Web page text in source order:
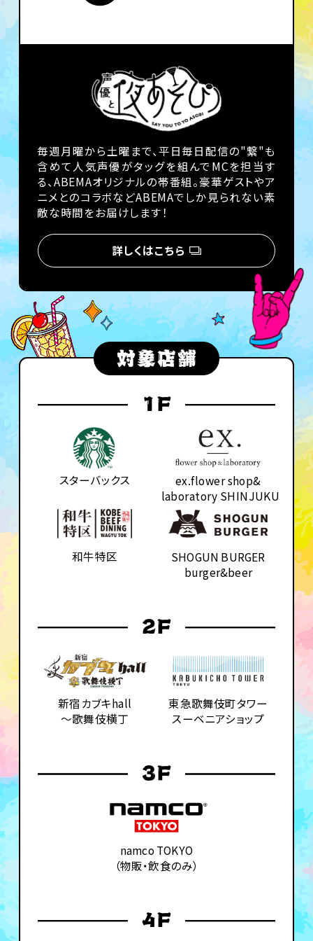
毎週月曜から土曜まで、平日毎日配信の"繋"も
含めて人気声優がタッグを組んでMCを担当す
る、ABEMAオリジナルの帯番組。豪華ゲストやア
ニメとのコラボなどABEMAでしか見られない素
敵な時間をお届けします！
詳しくはこちら
スターバックス
ex.flower shop&
laboratory SHINJUKU
和牛特区
SHOGUN BURGER
burger&beer
新宿カブキhall
～歌舞伎横丁
東急歌舞伎町タワー
スーベニアショップ
namco TOKYO
（物販・飲食のみ）